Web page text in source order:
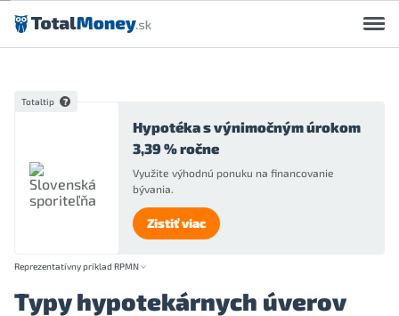
Preskočiť na obsah
Totaltip
Hypotéka s výnimočným úrokom
3,39 % ročne
Využite výhodnú ponuku na financovanie
bývania.
Zistiť viac
Reprezentatívny príklad RPMN
Typy hypotekárnych úverov